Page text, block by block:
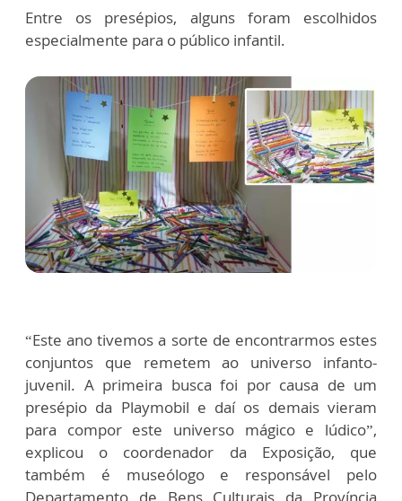
Entre os presépios, alguns foram escolhidos
especialmente para o público infantil.
“Este ano tivemos a sorte de encontrarmos estes
conjuntos que remetem ao universo infanto-
juvenil. A primeira busca foi por causa de um
presépio da Playmobil e daí os demais vieram
para compor este universo mágico e lúdico”,
explicou o coordenador da Exposição, que
também é museólogo e responsável pelo